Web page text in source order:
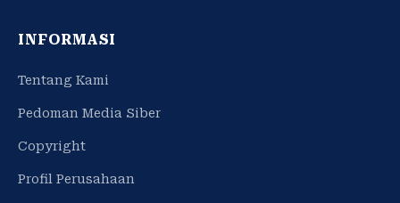
INFORMASI
Tentang Kami
Pedoman Media Siber
Copyright
Profil Perusahaan